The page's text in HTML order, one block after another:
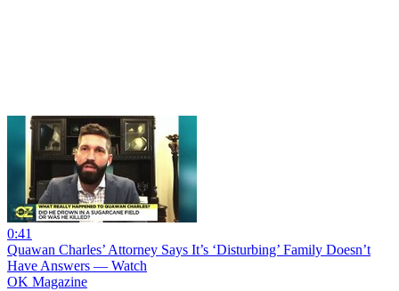
0:41
Quawan Charles’ Attorney Says It’s ‘Disturbing’ Family Doesn’t
Have Answers — Watch
OK Magazine